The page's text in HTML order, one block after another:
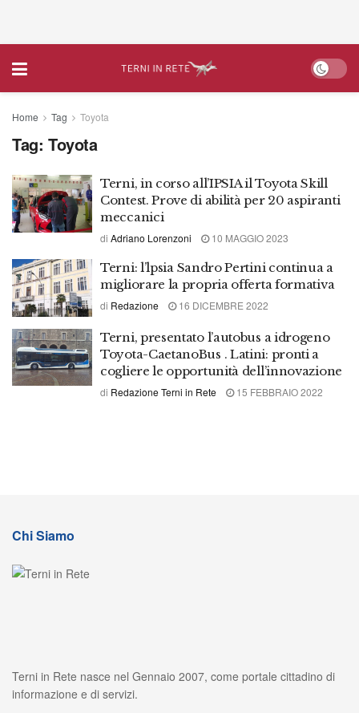
Home Tag Toyota
Tag: Toyota
Terni, in corso all’IPSIA il Toyota Skill
Contest. Prove di abilità per 20 aspiranti
meccanici
di Adriano Lorenzoni 10 MAGGIO 2023
Terni: l’lpsia Sandro Pertini continua a
migliorare la propria offerta formativa
di Redazione 16 DICEMBRE 2022
Terni, presentato l’autobus a idrogeno
Toyota-CaetanoBus . Latini: pronti a
cogliere le opportunità dell’innovazione
di Redazione Terni in Rete 15 FEBBRAIO 2022
Chi Siamo
Terni in Rete nasce nel Gennaio 2007, come portale cittadino di
informazione e di servizi.